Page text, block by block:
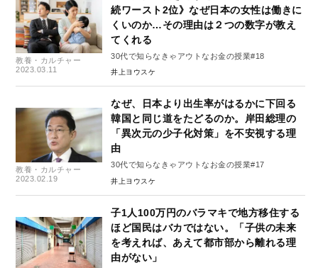
教養・カルチャー
2023.03.11
続ワースト2位》なぜ日本の女性は働きに
くいのか…その理由は２つの数字が教え
てくれる
30代で知らなきゃアウトなお金の授業#18
井上ヨウスケ
教養・カルチャー
2023.02.19
なぜ、日本より出生率がはるかに下回る
韓国と同じ道をたどるのか。岸田総理の
「異次元の少子化対策」を不安視する理
由
30代で知らなきゃアウトなお金の授業#17
井上ヨウスケ
子1人100万円のバラマキで地方移住する
ほど国民はバカではない。「子供の未来
を考えれば、あえて都市部から離れる理
由がない」